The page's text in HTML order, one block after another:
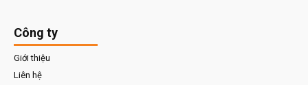
Công ty
Giới thiệu
Liên hệ